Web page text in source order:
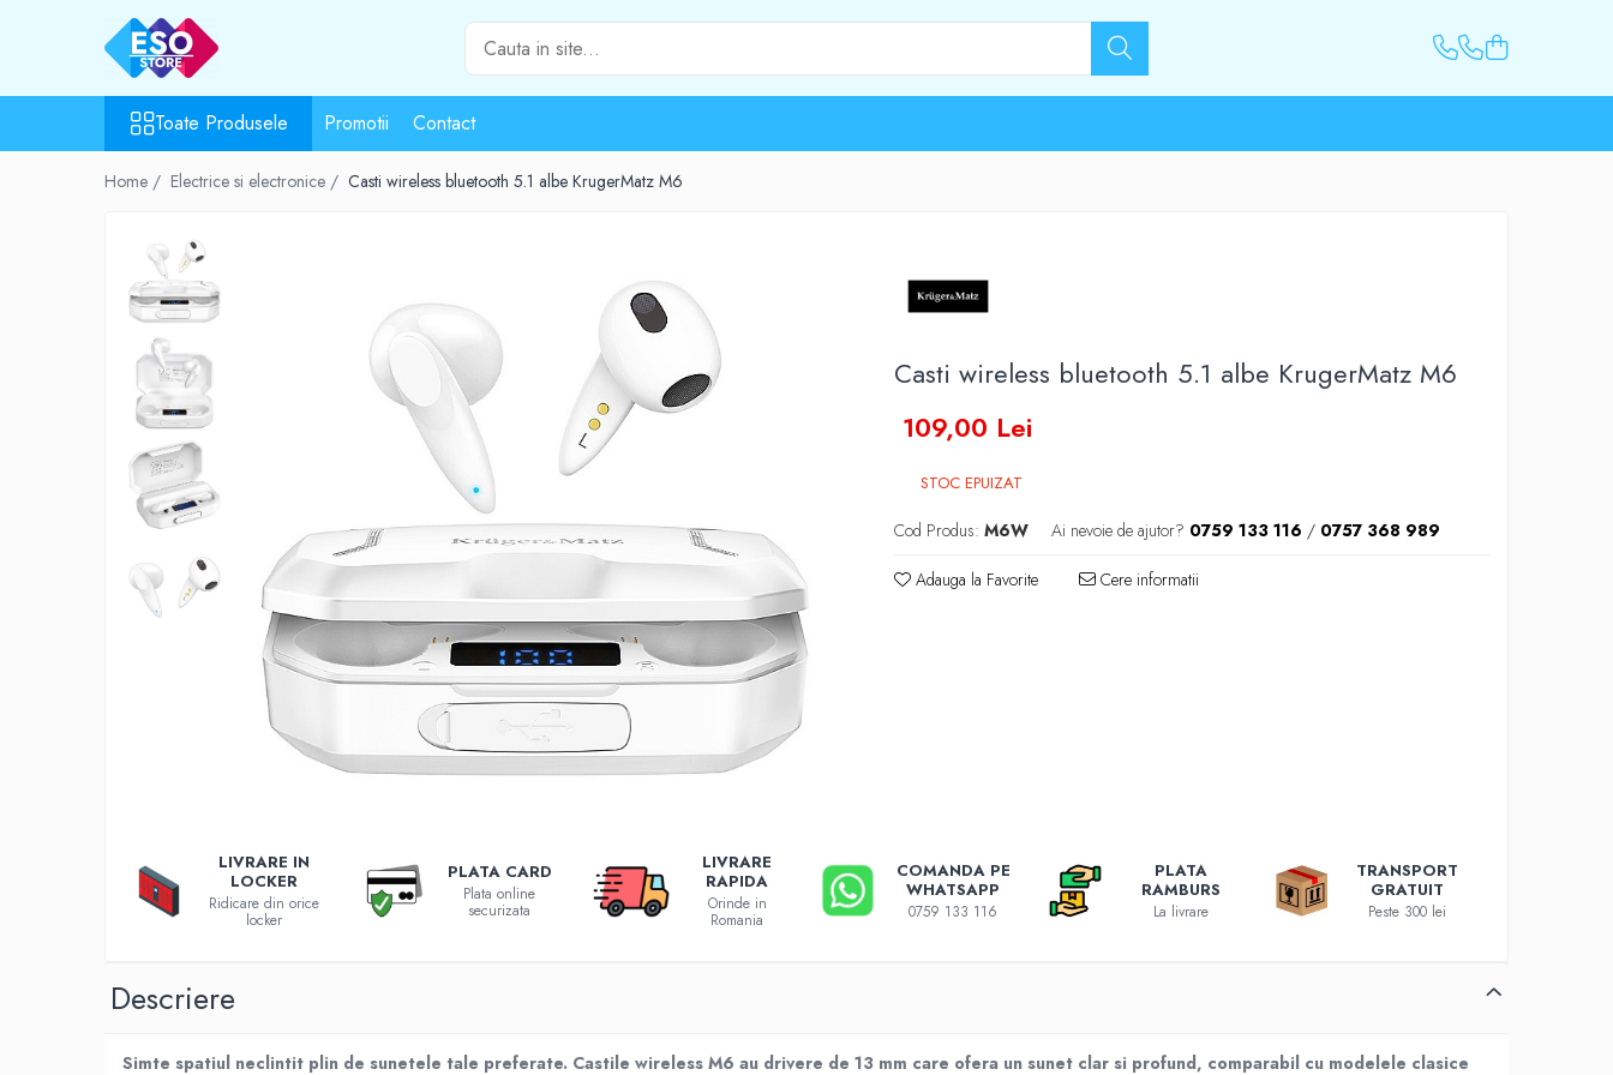
Toate Produsele
Toate Categoriile
Surse de incarcare
Alimentatoare USB
Incarcatoare auto
Surse de iluminat
Stabilizatoare tensiune
Toate Produsele Promotii Contact
Home / Electrice si electronice / Casti wireless bluetooth 5.1 albe KrugerMatz M6
Casti wireless bluetooth 5.1 albe KrugerMatz M6
109,00 Lei
STOC EPUIZAT
Cod Produs: M6W Ai nevoie de ajutor? 0759 133 116 / 0757 368 989
Adauga la Favorite Cere informatii
LIVRARE IN
LOCKER
Ridicare din orice
locker
PLATA CARD
Plata online
securizata
LIVRARE
RAPIDA
Orinde in
Romania
COMANDA PE
WHATSAPP
0759 133 116
PLATA
RAMBURS
La livrare
TRANSPORT
GRATUIT
Peste 300 lei
Descriere
Simte spatiul neclintit plin de sunetele tale preferate. Castile wireless M6 au drivere de 13 mm care ofera un sunet clar si profund, comparabil cu modelele clasice